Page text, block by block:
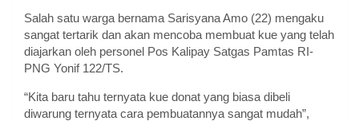
Salah satu warga bernama Sarisyana Amo (22) mengaku
sangat tertarik dan akan mencoba membuat kue yang telah
diajarkan oleh personel Pos Kalipay Satgas Pamtas RI-
PNG Yonif 122/TS.
“Kita baru tahu ternyata kue donat yang biasa dibeli
diwarung ternyata cara pembuatannya sangat mudah”,